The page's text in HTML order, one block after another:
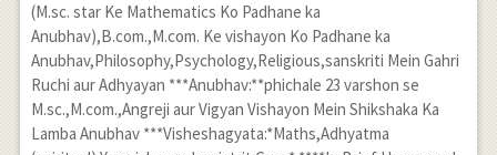
(M.sc. star Ke Mathematics Ko Padhane ka
Anubhav),B.com.,M.com. Ke vishayon Ko Padhane ka
Anubhav,Philosophy,Psychology,Religious,sanskriti Mein Gahri
Ruchi aur Adhyayan ***Anubhav:**phichale 23 varshon se
M.sc.,M.com.,Angreji aur Vigyan Vishayon Mein Shikshaka Ka
Lamba Anubhav ***Visheshagyata:*Maths,Adhyatma